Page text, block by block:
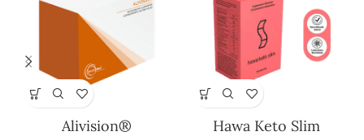
Alivision® Hawa Keto Slim